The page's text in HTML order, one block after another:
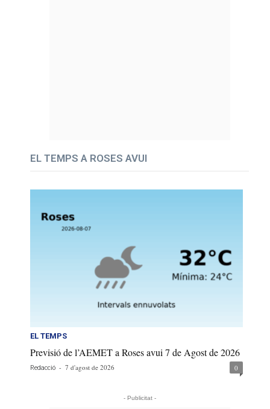
EL TEMPS A ROSES AVUI
EL TEMPS
Previsió de l’AEMET a Roses avui 7 de Agost de 2026
Redacció - 7 d'agost de 2026 0
- Publicitat -